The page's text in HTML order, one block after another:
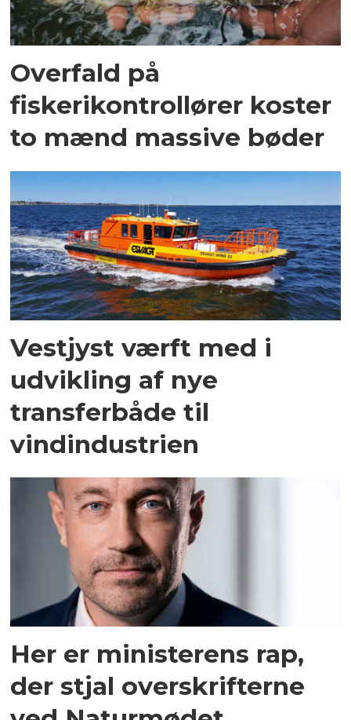
Overfald på
fiskerikontrollører koster
to mænd massive bøder
Vestjyst værft med i
udvikling af nye
transferbåde til
vindindustrien
Her er ministerens rap,
der stjal overskrifterne